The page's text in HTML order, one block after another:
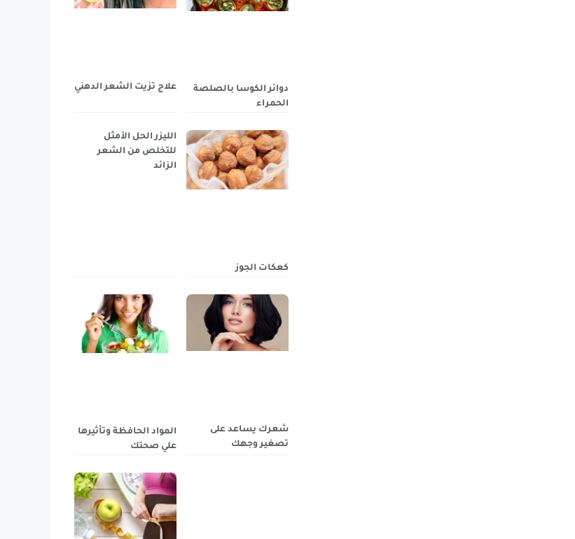
دوائر الكوسا بالصلصة
الحمراء
علاج تزيت الشعر الدهني
كعكات الجوز
الليزر الحل الأمثل
للتخلص من الشعر
الزائد
شعرك يساعد على
تصغير وجهك
المواد الحافظة وتأثيرها
علي صحتك